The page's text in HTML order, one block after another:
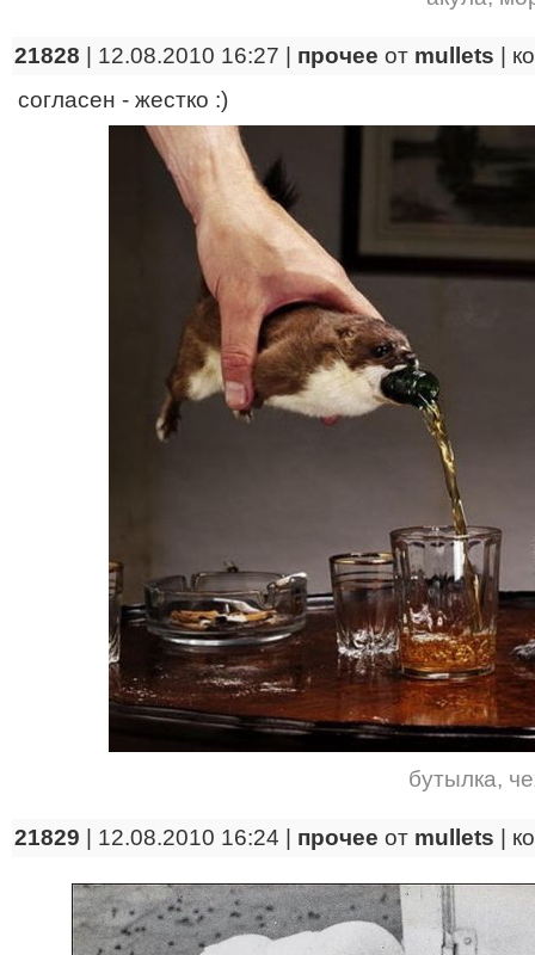
21828 | 12.08.2010 16:27 | прочее от mullets
согласен - жестко :)
бутылка,
21829 | 12.08.2010 16:24 | прочее от mullets